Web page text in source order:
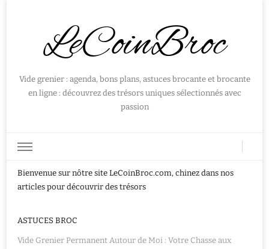
LeCoinBroc
Vide grenier : agenda, bons plans, astuces brocante et brocante
en ligne : découvrez des trésors uniques sélectionnés avec
passion
Bienvenue sur nôtre site LeCoinBroc.com, chinez dans nos
articles pour découvrir des trésors
ASTUCES BROC
Vide Grenier Permanent Autour de Moi : Votre Chasse aux